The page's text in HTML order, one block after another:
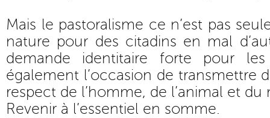
Mais le pastoralisme ce n’est pas
nature pour des citadins en mal
demande identitaire forte pour
également l’occasion de transmettre
respect de l’homme, de l’animal et
Revenir à l’essentiel en somme.